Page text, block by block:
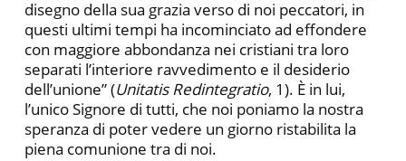
disegno della sua grazia verso di noi peccatori, in
questi ultimi tempi ha incominciato ad effondere
con maggiore abbondanza nei cristiani tra loro
separati l’interiore ravvedimento e il desiderio
dell’unione” (Unitatis Redintegratio, 1). È in lui,
l’unico Signore di tutti, che noi poniamo la nostra
speranza di poter vedere un giorno ristabilita la
piena comunione tra di noi.